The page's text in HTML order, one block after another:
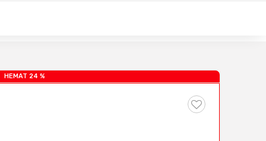
HEMAT 24 %